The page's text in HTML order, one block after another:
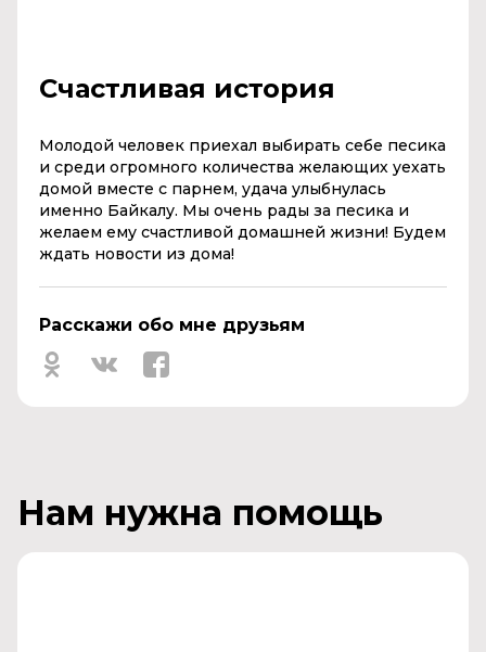
Счастливая история
Молодой человек приехал выбирать себе песика
и среди огромного количества желающих уехать
домой вместе с парнем, удача улыбнулась
именно Байкалу. Мы очень рады за песика и
желаем ему счастливой домашней жизни! Будем
ждать новости из дома!
Расскажи обо мне друзьям
Нам нужна помощь